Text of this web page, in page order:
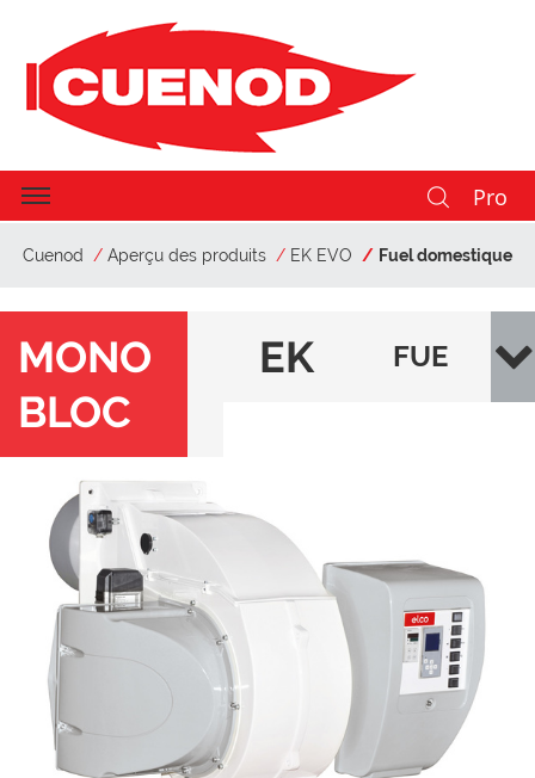
Pro
Cuenod Aperçu des produits EK EVO Fuel domestique
MONO
BLOC
EK
FUE
TIQ
UE